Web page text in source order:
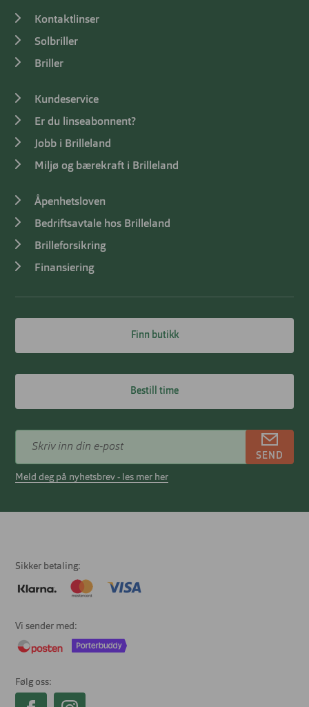
Kontaktlinser
Solbriller
Briller
Kundeservice
Er du linseabonnent?
Jobb i Brilleland
Miljø og bærekraft i Brilleland
Åpenhetsloven
Bedriftsavtale hos Brilleland
Brilleforsikring
Finansiering
Finn butikk
Bestill time
SEND
Meld deg på nyhetsbrev - les mer her
Sikker betaling
Vi sender med
Følg oss